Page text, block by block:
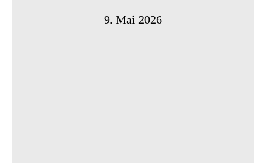
9. Mai 2026